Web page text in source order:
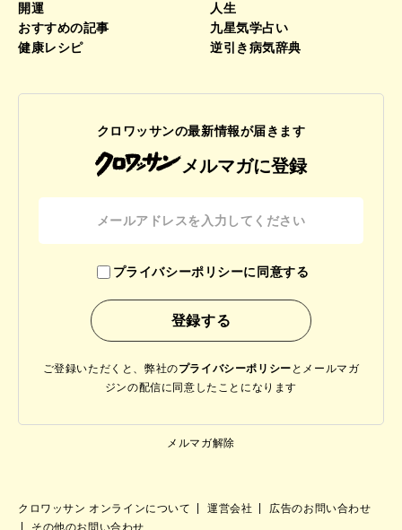
開運
人生
おすすめの記事
九星気学占い
健康レシピ
逆引き病気辞典
クロワッサンの最新情報が届きます
メルマガに登録
プライバシーポリシーに同意する
ご登録いただくと、弊社のプライバシーポリシー と メールマガ
ジンの配信に同意したことになります
メルマガ解除
クロワッサン オンラインについて 運営会社
広告のお問い合わせ